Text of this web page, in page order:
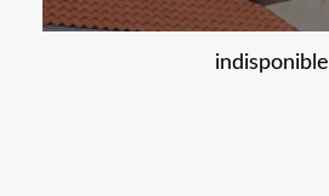
indisponible